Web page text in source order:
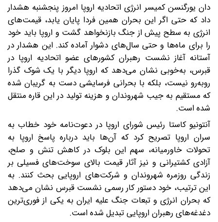
دان یورگنسن کمیسر انرژی اتحادیه اروپا امروز پنجشنبه هشدار
داد که حتی اگر این بحران همین فردا پایان یابد، قیمت‌های
انرژی به سطح پیش از جنگ بازنخواهد گشت و اروپا باید خود
را برای ماه‌ها و حتی سال‌های دشوار آماده کند. این هشدار در
آستانه آغاز نشست رهبران کشورهای عضو اتحادیه اروپا در
قبرس، به‌خوبی نشان می‌دهد که اروپا دیگر با یک شوک گذرا
روبه‌رو نیست، بلکه با بحرانی فرسایشی دست به گریبان شده
که مستقیم به جیب شهروندان و هزینه تولید در این قاره منتقل
شده است.
آنتونیو کاستا رئیس شورای اروپا در دعوت‌نامه خود خطاب به
سران اروپا تصریح کرد که آن‌ها باید درباره پاسخ اروپا به
تحولات خاورمیانه، سهم این بلوک در کاهش تنش و صلح،
آزادی کشتیرانی و نیز آثار قیمت بالای سوخت‌های فسیلی بر
زندگی روزمره شهروندان و شرکت‌های اروپایی بحث کنند. به
این ترتیب، خود دستور کار رسمی نشست قبرس نشان می‌دهد
که بحران انرژی و تبعات جنگ علیه ایران به یکی از فوری‌ترین
دغدغه‌های رهبران اروپایی تبدیل شده است.